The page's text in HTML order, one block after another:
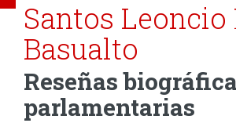
Santos Leoncio
Basualto
Reseñas
parlamentarias